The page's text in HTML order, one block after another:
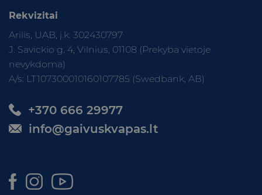
Rekvizitai
Arilis, UAB, į.k. 302430797
J. Savickio g. 4, Vilnius, 01108 (Prekyba vietoje
nevykdoma)
A/s: LT107300010160107785 (Swedbank, AB)
+370 666 29977
info@gaivuskvapas.lt